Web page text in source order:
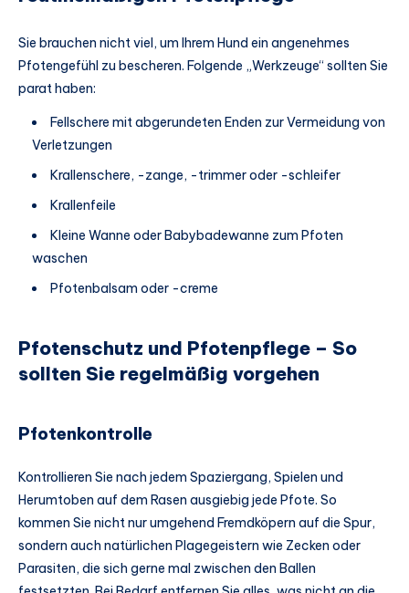
Sie brauchen nicht viel, um Ihrem Hund ein angenehmes
Pfotengefühl zu bescheren. Folgende „Werkzeuge“ sollten Sie
parat haben:
Fellschere mit abgerundeten Enden zur Vermeidung von
Verletzungen
Krallenschere, -zange, -trimmer oder -schleifer
Krallenfeile
Kleine Wanne oder Babybadewanne zum Pfoten
waschen
Pfotenbalsam oder -creme
Pfotenschutz und Pfotenpflege – So
sollten Sie regelmäßig vorgehen
Pfotenkontrolle
Kontrollieren Sie nach jedem Spaziergang, Spielen und
Herumtoben auf dem Rasen ausgiebig jede Pfote. So
kommen Sie nicht nur umgehend Fremdköpern auf die Spur,
sondern auch natürlichen Plagegeistern wie Zecken oder
Parasiten, die sich gerne mal zwischen den Ballen